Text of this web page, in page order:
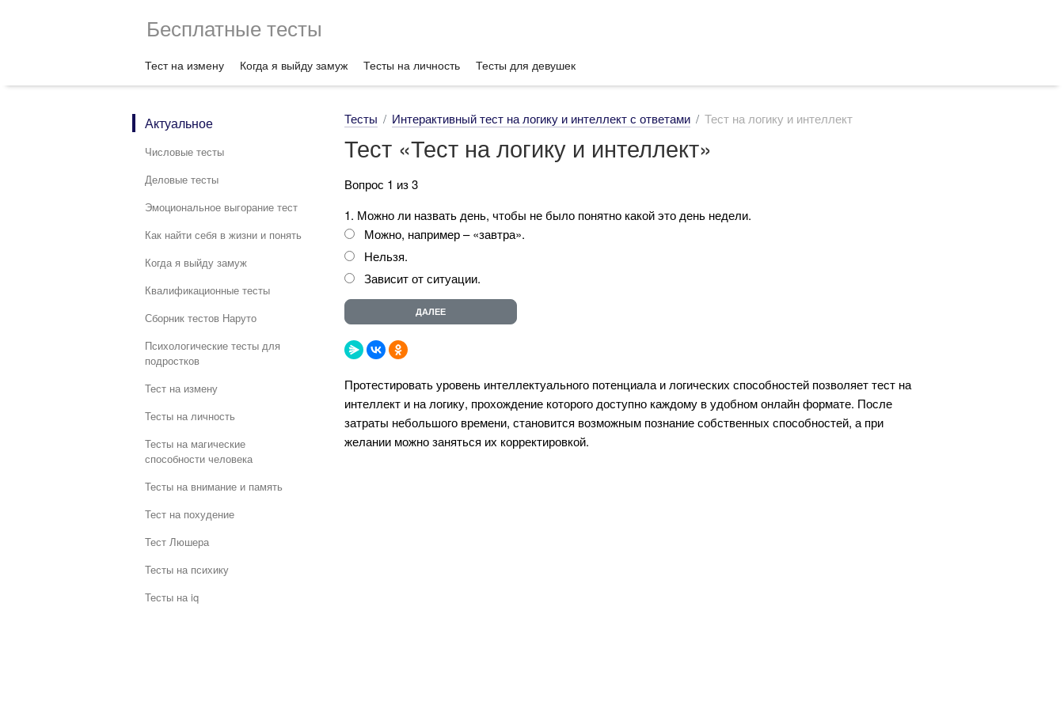
Бесплатные тесты
Тест на измену Когда я выйду замуж Тесты на личность Тесты для девушек
Актуальное
Числовые тесты
Деловые тесты
Эмоциональное выгорание тест
Как найти себя в жизни и понять
Когда я выйду замуж
Квалификационные тесты
Сборник тестов Наруто
Психологические тесты для
подростков
Тест на измену
Тесты на личность
Тесты на магические
способности человека
Тесты на внимание и память
Тест на похудение
Тест Люшера
Тесты на психику
Тесты на iq
Тесты Интерактивный тест на логику и интеллект с ответами Тест на логику и интеллект
Тест «Тест на логику и интеллект»
Вопрос 1 из 3
1. Можно ли назвать день, чтобы не было понятно какой это день недели.
Можно, например – «завтра».
Нельзя.
Зависит от ситуации.
Протестировать уровень интеллектуального потенциала и логических способностей позволяет тест на
интеллект и на логику, прохождение которого доступно каждому в удобном онлайн формате. После
затраты небольшого времени, становится возможным познание собственных способностей, а при
желании можно заняться их корректировкой.